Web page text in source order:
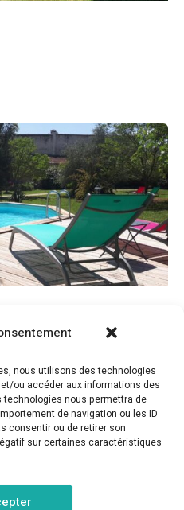
nous utilisons des technologies
ou accéder aux informations des
nous permettra de
de navigation ou les ID
consentir ou de retirer son
sur certaines caractéristiques
Tous droits réservés.